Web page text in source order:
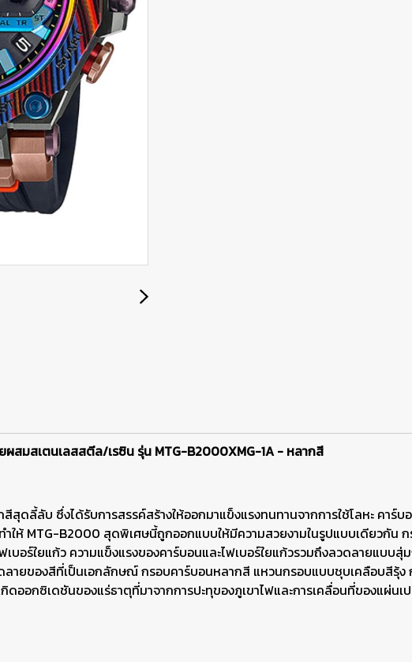
สมสเตนเลสสตีล/เรซิน รุ่น MTG-B2000XMG-1A - หลากสี
สุดลี้ลับ ซึ่งได้รับการสรรค์สร้างให้ออกมาแข็งแรงทนทานจากการใช้โลหะ คาร์
ำให้ MTG-B2000 สุดพิเศษนี้ถูกออกแบบให้มีความสวยงามในรูปแบบเดียวกัน
บอร์ใยแก้ว ความแข็งแรงของคาร์บอนและไฟเบอร์ใยแก้วรวมถึงลวดลายแบบ
ายของสีที่เป็นเอกลักษณ์ กรอบคาร์บอนหลากสี แหวนกรอบแบบชุบเคลือบสีรุ้ง
ดออกซิเดชันของแร่ธาตุที่มาจากการปะทุของภูเขาไฟและการเคลื่อนที่ของแผ่น